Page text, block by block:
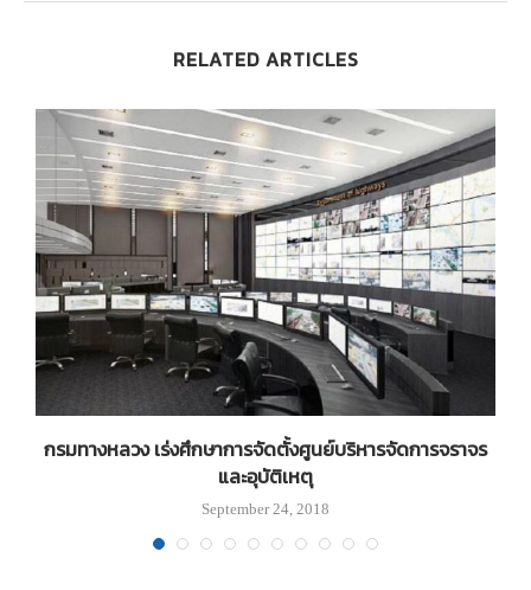
RELATED ARTICLES
กรมทางหลวง เร่งศึกษาการจัดตั้งศูนย์บริหารจัดการจราจร
และอุบัติเหตุ
September 24, 2018